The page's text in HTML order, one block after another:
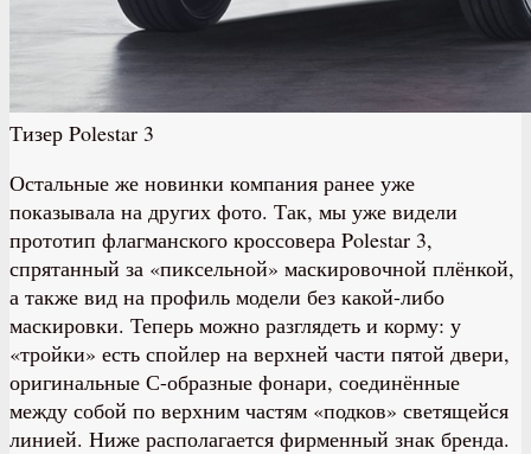
Тизер Polestar 3
Остальные же новинки компания ранее уже
показывала на других фото. Так, мы уже видели
прототип флагманского кроссовера Polestar 3,
спрятанный за «пиксельной» маскировочной плёнкой,
а также вид на профиль модели без какой-либо
маскировки. Теперь можно разглядеть и корму: у
«тройки» есть спойлер на верхней части пятой двери,
оригинальные С-образные фонари, соединённые
между собой по верхним частям «подков» светящейся
линией. Ниже располагается фирменный знак бренда.